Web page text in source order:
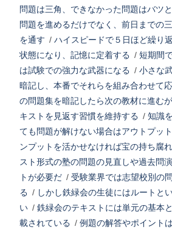
問題は三角、できなかった問題はバツ
問題を進めるだけでなく、前日までの
を通す / ハイスピードで５日ほど繰り
状態になり、記憶に定着する / 短期間
は試験での強力な武器になる / 小さな
暗記し、本番でそれらを組み合わせて
の問題集を暗記したら次の教材に進む
キストを見返す習慣を維持する / 知識
ても問題が解けない場合はアウトプッ
ンプットを活かせなければ宝の持ち腐
スト形式の塾の問題の見直しや過去問
トが必要だ / 受験業界では志望校別の
る / しかし鉄緑会の生徒にはルートと
い / 鉄緑会のテキストには単元の基本
載されている / 例題の解答やポイント